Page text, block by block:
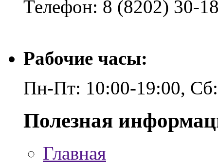
Телефон: 8 (8202) 30-
Рабочие часы:
Пн-Пт: 10:00-19:00,
Полезная
Главная